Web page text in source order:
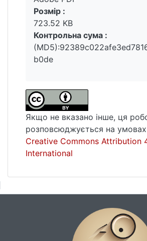
розділу видання. У висновках
що перифрастичний
емотивний і логічний рівні
Ілюстративний матеріал
довести, що перифрази в
ефективним інструментом у
впливу на реципієнта.
Розмір :
723.52 KB
Контрольна сума :
b0de
Якщо не вказано інше, ця
розповсюджується на умовах
Creative Commons Attribution
International